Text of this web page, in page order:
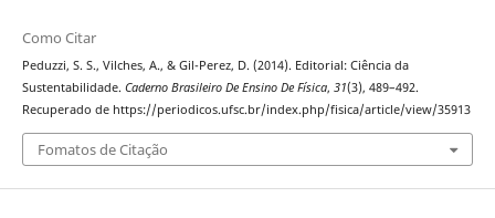
Como Citar
Peduzzi, S. S., Vilches, A., & Gil-Perez, D. (2014). Editorial: Ciência da
Sustentabilidade. Caderno Brasileiro De Ensino De Física, 31(3), 489–492.
Recuperado de https://periodicos.ufsc.br/index.php/fisica/article/view/35913
Fomatos de Citação